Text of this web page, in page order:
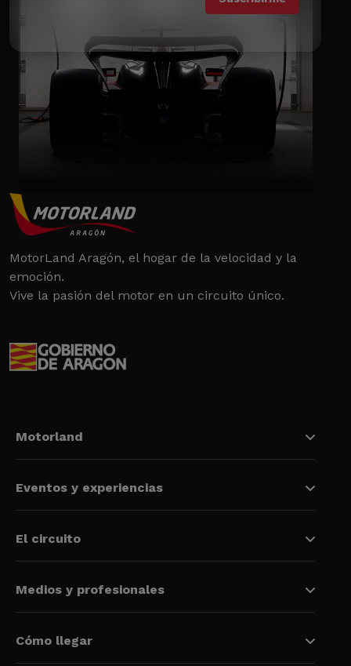
MotorLand Aragón, el hogar de la velocidad y la
emoción.
Vive la pasión del motor en un circuito único.
Motorland
Eventos y experiencias
El circuito
Medios y profesionales
Cómo llegar